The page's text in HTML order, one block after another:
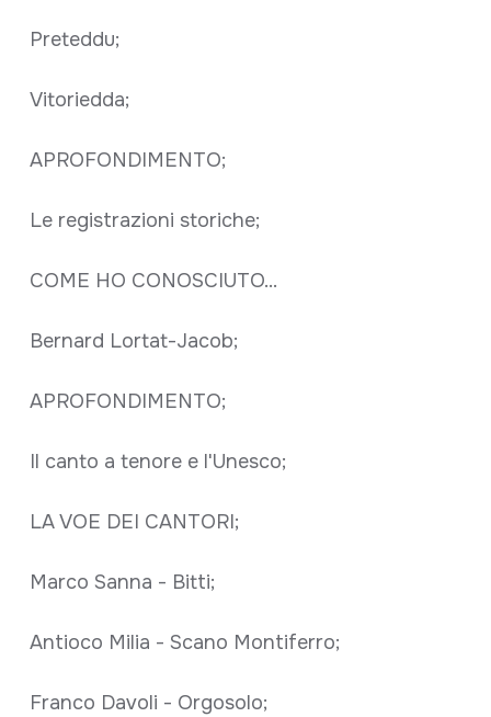
Preteddu;
Vitoriedda;
APROFONDIMENTO;
Le registrazioni storiche;
COME HO CONOSCIUTO...
Bernard Lortat-Jacob;
APROFONDIMENTO;
Il canto a tenore e l'Unesco;
LA VOE DEI CANTORI;
Marco Sanna - Bitti;
Antioco Milia - Scano Montiferro;
Franco Davoli - Orgosolo;